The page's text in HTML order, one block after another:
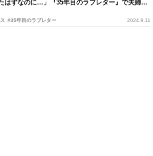
はずなのに…」『35年目のラブレター』で夫婦役
#35年目のラブレター 2024.9.11